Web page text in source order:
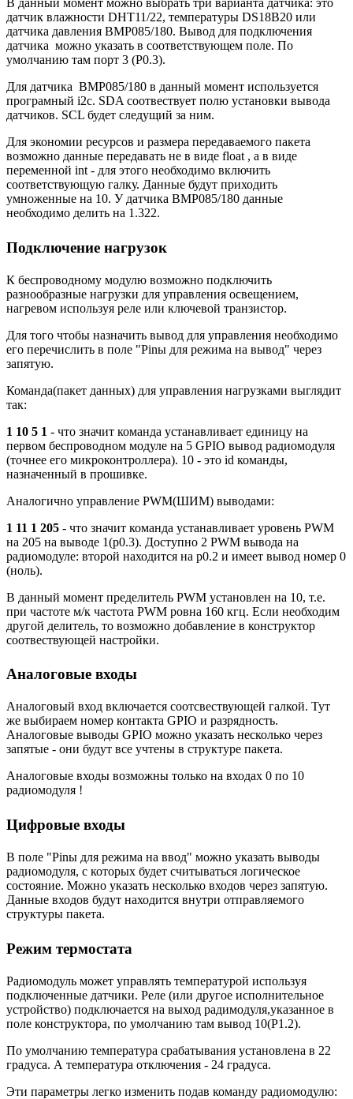
датчик влажности DHT11/22, температуры DS18B20 или
датчика давления BMP085/180. Вывод для подключения
датчика можно указать в соответствующем поле. По
умолчанию там порт 3 (P0.3).
Для датчика BMP085/180 в данный момент используется
програмный i2c. SDA соотвествует полю установки вывода
датчиков. SCL будет следущий за ним.
Для экономии ресурсов и размера передаваемого пакета
возможно данные передавать не в виде float , а в виде
переменной int - для этого необходимо включить
соответствующую галку. Данные будут приходить
умноженные на 10. У датчика BMP085/180 данные
необходимо делить на 1.322.
Подключение нагрузок
К беспроводному модулю возможно подключить
разнообразные нагрузки для управления освещением,
нагревом используя реле или ключевой транзистор.
Для того чтобы назначить вывод для управления необходимо
его перечислить в поле "Pinы для режима на вывод" через
запятую.
Команда(пакет данных) для управления нагрузками выглядит
так:
1 10 5 1 - что значит команда устанавливает единицу на
первом беспроводном модуле на 5 GPIO вывод радиомодуля
(точнее его микроконтроллера). 10 - это id команды,
назначенный в прошивке.
Аналогично управление PWM(ШИМ) выводами:
1 11 1 205 - что значит команда устанавливает уровень PWM
на 205 на выводе 1(p0.3). Доступно 2 PWM вывода на
радиомодуле: второй находится на p0.2 и имеет вывод номер 0
(ноль).
В данный момент пределитель PWM установлен на 10, т.е.
при частоте м/к частота PWM ровна 160 кгц. Если необходим
другой делитель, то возможно добавление в конструктор
соотвествующей настройки.
Аналоговые входы
Аналоговый вход включается соотсвествующей галкой. Тут
же выбираем номер контакта GPIO и разрядность.
Аналоговые выводы GPIO можно указать несколько через
запятые - они будут все учтены в структуре пакета.
Аналоговые входы возможны только на входах 0 по 10
радиомодуля !
Цифровые входы
В поле "Pinы для режима на ввод" можно указать выводы
радиомодуля, с которых будет считываться логическое
состояние. Можно указать несколько входов через запятую.
Данные входов будут находится внутри отправляемого
структуры пакета.
Режим термостата
Радиомодуль может управлять температурой используя
подключенные датчики. Реле (или другое исполнительное
устройство) подключается на выход радимодуля,указанное в
поле конструктора, по умолчанию там вывод 10(P1.2).
По умолчанию температура срабатывания установлена в 22
градуса. А температура отключения - 24 градуса.
Эти параметры легко изменить подав команду радиомодулю: